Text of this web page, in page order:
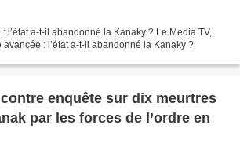
l’état a-t-il abandonné la Kanaky ? Le Media TV,
avancée : l’état a-t-il abandonné la Kanaky ?
enquête sur dix meurtres
par les forces de l’ordre en